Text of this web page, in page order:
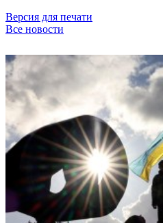
Версия для печати
Все новости